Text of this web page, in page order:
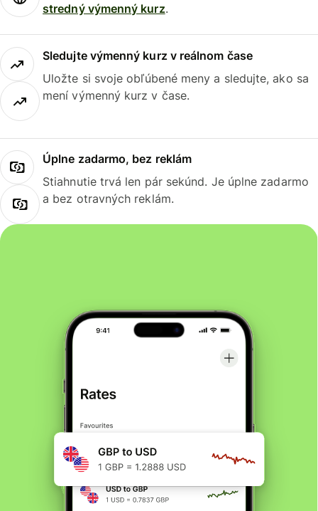
stredný výmenný kurz.
Sledujte výmenný kurz v reálnom čase
Uložte si svoje obľúbené meny a sledujte, ako sa
mení výmenný kurz v čase.
Úplne zadarmo, bez reklám
Stiahnutie trvá len pár sekúnd. Je úplne zadarmo
a bez otravných reklám.